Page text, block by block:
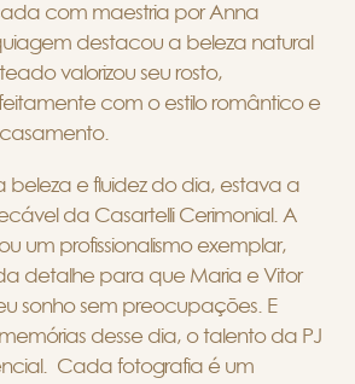
com maestria por Anna
destacou a beleza natural
valorizou seu rosto,
com o estilo romântico e
beleza e fluidez do dia, estava a
da Casartelli Cerimonial. A
um profissionalismo exemplar,
detalhe para que Maria e Vitor
sonho sem preocupações. E
desse dia, o talento da PJ
Cada fotografia é um